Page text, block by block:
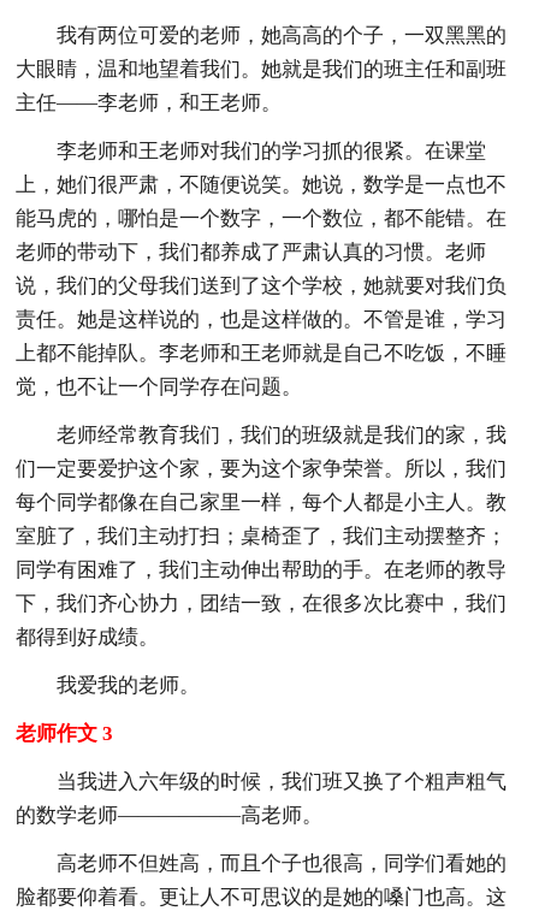
我有两位可爱的老师，她高高的个子，一双黑黑的
大眼睛，温和地望着我们。她就是我们的班主任和副班
主任——李老师，和王老师。
李老师和王老师对我们的学习抓的很紧。在课堂
上，她们很严肃，不随便说笑。她说，数学是一点也不
能马虎的，哪怕是一个数字，一个数位，都不能错。在
老师的带动下，我们都养成了严肃认真的习惯。老师
说，我们的父母我们送到了这个学校，她就要对我们负
责任。她是这样说的，也是这样做的。不管是谁，学习
上都不能掉队。李老师和王老师就是自己不吃饭，不睡
觉，也不让一个同学存在问题。
老师经常教育我们，我们的班级就是我们的家，我
们一定要爱护这个家，要为这个家争荣誉。所以，我们
每个同学都像在自己家里一样，每个人都是小主人。教
室脏了，我们主动打扫；桌椅歪了，我们主动摆整齐；
同学有困难了，我们主动伸出帮助的手。在老师的教导
下，我们齐心协力，团结一致，在很多次比赛中，我们
都得到好成绩。
我爱我的老师。
老师作文 3
当我进入六年级的时候，我们班又换了个粗声粗气
的数学老师——————高老师。
高老师不但姓高，而且个子也很高，同学们看她的
脸都要仰着看。更让人不可思议的是她的嗓门也高。这